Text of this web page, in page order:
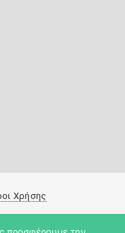
Χρήσης
A.E.